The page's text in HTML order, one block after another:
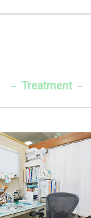
Treatment